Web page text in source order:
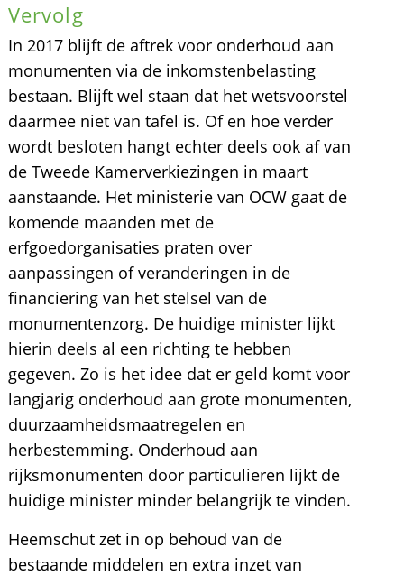
Vervolg
In 2017 blijft de aftrek voor onderhoud aan
monumenten via de inkomstenbelasting
bestaan. Blijft wel staan dat het wetsvoorstel
daarmee niet van tafel is. Of en hoe verder
wordt besloten hangt echter deels ook af van
de Tweede Kamerverkiezingen in maart
aanstaande. Het ministerie van OCW gaat de
komende maanden met de
erfgoedorganisaties praten over
aanpassingen of veranderingen in de
financiering van het stelsel van de
monumentenzorg. De huidige minister lijkt
hierin deels al een richting te hebben
gegeven. Zo is het idee dat er geld komt voor
langjarig onderhoud aan grote monumenten,
duurzaamheidsmaatregelen en
herbestemming. Onderhoud aan
rijksmonumenten door particulieren lijkt de
huidige minister minder belangrijk te vinden.
Heemschut zet in op behoud van de
bestaande middelen en extra inzet van